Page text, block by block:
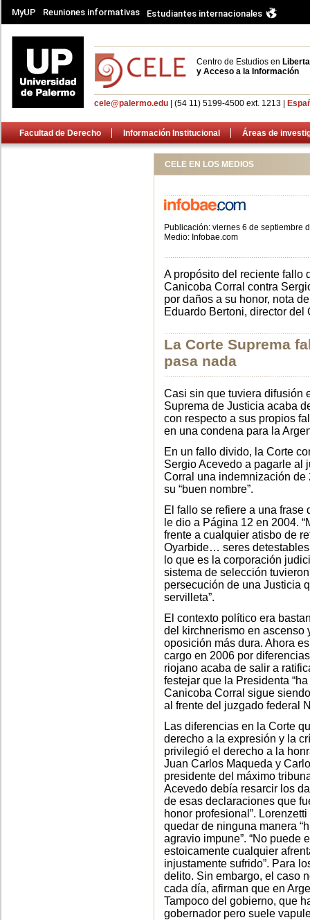
MyUP Reuniones informativas Estudiantes internacionales
Centro de Estudios en
y Acceso a la Información
cele@palermo.edu | (54 11) 5199-4500 ext. 1213 |
Facultad de Derecho Información Institucional Áreas de
CELE EN LOS MEDIOS
Publicación: viernes 6 de septiembre
Medio: Infobae.com
A propósito del reciente fallo
Canicoba Corral contra
por daños a su honor, nota
Eduardo Bertoni, director del
La Corte Suprema
pasa nada
Casi sin que tuviera difusión
Suprema de Justicia acaba
con respecto a sus propios
en una condena para la
En un fallo divido, la Corte
Sergio Acevedo a pagarle al
Corral una indemnización de
su “buen nombre”.
El fallo se refiere a una frase
le dio a Página 12 en 2004.
frente a cualquier atisbo de
Oyarbide… seres
lo que es la corporación
sistema de selección
persecución de una Justicia
servilleta”.
El contexto político era
del kirchnerismo en ascenso
oposición más dura. Ahora
cargo en 2006 por
riojano acaba de salir a
festejar que la Presidenta
Canicoba Corral sigue
al frente del juzgado federal
Las diferencias en la Corte
derecho a la expresión y la
privilegió el derecho a la
Juan Carlos Maqueda y
presidente del máximo
Acevedo debía resarcir los
de esas declaraciones que
honor profesional”.
quedar de ninguna manera
agravio impune”. “No puede
estoicamente cualquier
injustamente sufrido”. Para
delito. Sin embargo, el caso
cada día, afirman que en
Tampoco del gobierno, que
gobernador pero suele